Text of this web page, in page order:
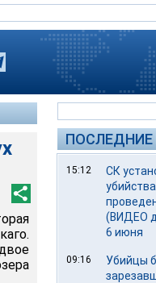
15:12
СК
(ВИДЕО
6 июня
09:16
Убийцы